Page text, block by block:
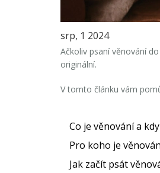
srp, 1 2024
Ačkoliv psaní věnování
originální.
V tomto článku vám
Co je věnování a
Pro koho je
Jak začít psát